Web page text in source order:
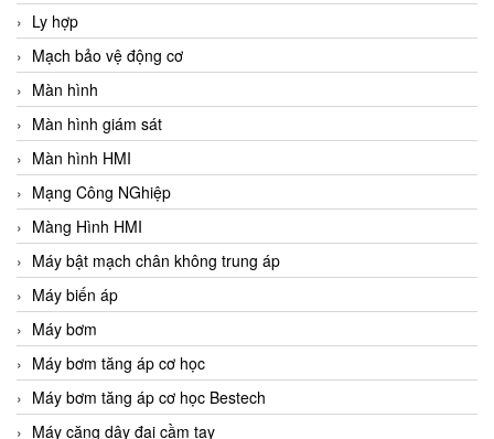
Ly hợp
Mạch bảo vệ động cơ
Màn hình
Màn hình giám sát
Màn hình HMI
Mạng Công NGhiệp
Màng Hình HMI
Máy bật mạch chân không trung áp
Máy biến áp
Máy bơm
Máy bơm tăng áp cơ học
Máy bơm tăng áp cơ học Bestech
Máy căng dây đai cầm tay